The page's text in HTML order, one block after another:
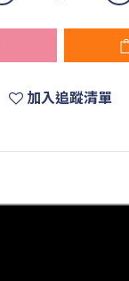
加入追蹤清單